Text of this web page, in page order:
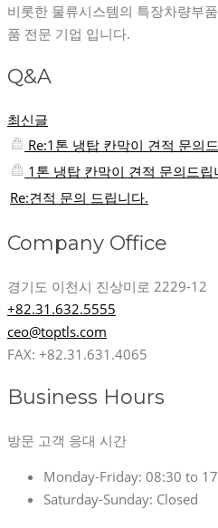
비롯한 물류시스템의 특장차량부
품 전문 기업 입니다.
Q&A
최신글
Re:1톤 냉탑 칸막이 견적 문의
1톤 냉탑 칸막이 견적 문의드립
Re:견적 문의 드립니다.
Company Office
경기도 이천시 진상미로 2229-12
+82.31.632.5555
ceo@toptls.com
FAX: +82.31.631.4065
Business Hours
방문 고객 응대 시간
Monday-Friday: 08:30 to
Saturday-Sunday: Closed